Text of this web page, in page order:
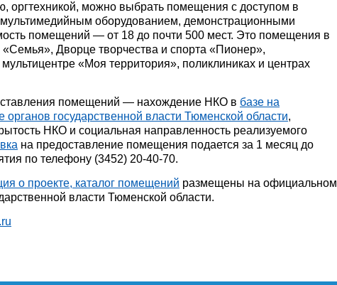
оргтехникой, можно выбрать помещения с доступом в
мультимедийным оборудованием, демонстрационными
помещений — от 18 до почти 500 мест. Это помещения в
«Семья», Дворце творчества и спорта «Пионер»,
«Моя территория», поликлиниках и центрах
помещений — нахождение НКО в базе на
государственной власти Тюменской области,
НКО и социальная направленность реализуемого
на предоставление помещения подается за 1 месяц до
по телефону (3452) 20-40-70.
о проекте, каталог помещений размещены на официальном
власти Тюменской области.